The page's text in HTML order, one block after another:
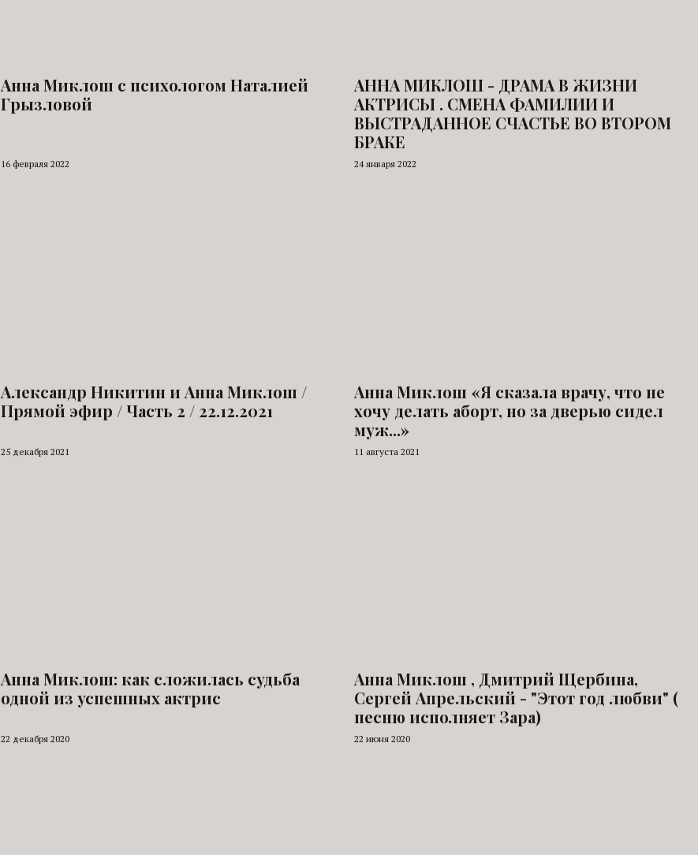
Анна Миклош с психологом Наталией
Грызловой
16 февраля 2022
АННА МИКЛОШ - ДРАМА В ЖИЗНИ
АКТРИСЫ . СМЕНА ФАМИЛИИ И
ВЫСТРАДАННОЕ СЧАСТЬЕ ВО ВТОРОМ
БРАКЕ
24 января 2022
Александр Никитин и Анна Миклош /
Прямой эфир / Часть 2 / 22.12.2021
25 декабря 2021
Анна Миклош «Я сказала врачу, что не
хочу делать аборт, но за дверью сидел
муж...»
11 августа 2021
Анна Миклош: как сложилась судьба
одной из успешных актрис
22 декабря 2020
Анна Миклош , Дмитрий Щербина,
Сергей Апрельский - "Этот год любви" (
песню исполняет Зара)
22 июня 2020